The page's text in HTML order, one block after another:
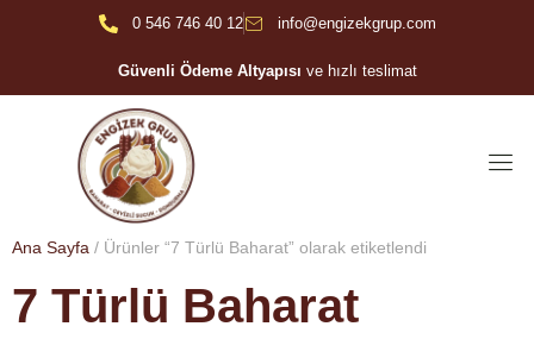
0 546 746 40 12 info@engizekgrup.com
Güvenli Ödeme Altyapısı ve hızlı teslimat
Ana Sayfa / Ürünler “7 Türlü Baharat” olarak etiketlendi
7 Türlü Baharat